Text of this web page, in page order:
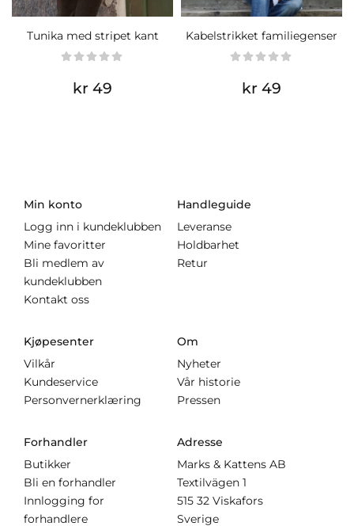
Tunika med stripet kant
kr 49
Kabelstrikket familiegenser
kr 49
Min konto
Logg inn i kundeklubben
Mine favoritter
Bli medlem av
kundeklubben
Kontakt oss
Handleguide
Leveranse
Holdbarhet
Retur
Kjøpesenter
Vilkår
Kundeservice
Personvernerklæring
Om
Nyheter
Vår historie
Pressen
Forhandler
Butikker
Bli en forhandler
Innlogging for
forhandlere
Adresse
Marks & Kattens AB
Textilvägen 1
515 32 Viskafors
Sverige